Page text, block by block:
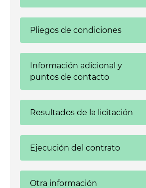
Pliegos de condiciones
Información adicional y
puntos de contacto
Resultados de la licitación
Ejecución del contrato
Otra información